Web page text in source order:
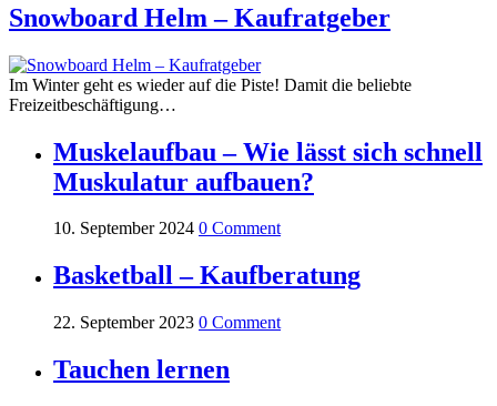
Snowboard Helm – Kaufratgeber
Im Winter geht es wieder auf die Piste! Damit die beliebte
Freizeitbeschäftigung…
Muskelaufbau – Wie lässt sich schnell
Muskulatur aufbauen?
10. September 2024 0 Comment
Basketball – Kaufberatung
22. September 2023 0 Comment
Tauchen lernen